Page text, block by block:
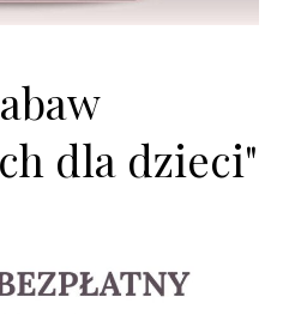
dla dzieci"